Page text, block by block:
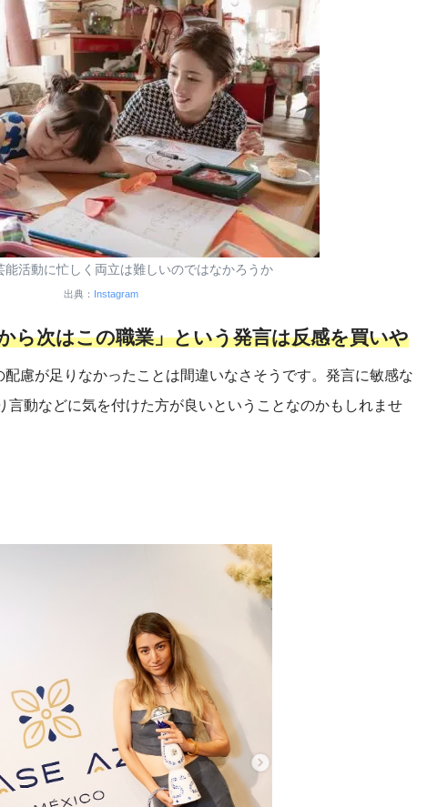
能活動に忙しく両立は難しいのではなかろうか
出典： Instagram
ら次はこの職業」という発言は反感を買いや
慮が足りなかったことは間違いなさそうです。発言に敏感な
言動などに気を付けた方が良いということなのかもしれませ